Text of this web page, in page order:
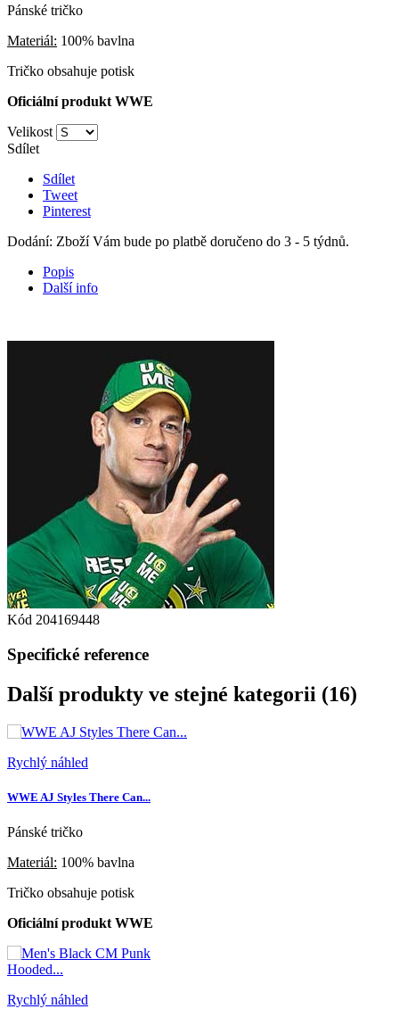
Pánské tričko
Materiál: 100% bavlna
Tričko obsahuje potisk
Oficiální produkt WWE
Velikost
Sdílet
Sdílet
Tweet
Pinterest
Dodání: Zboží Vám bude po platbě doručeno do 3 - 5 týdnů.
Popis
Další info
Kód 204169448
Specifické reference
Další produkty ve stejné kategorii (16)
Rychlý náhled
WWE AJ Styles There Can...
Pánské tričko
Materiál: 100% bavlna
Tričko obsahuje potisk
Oficiální produkt WWE
Rychlý náhled